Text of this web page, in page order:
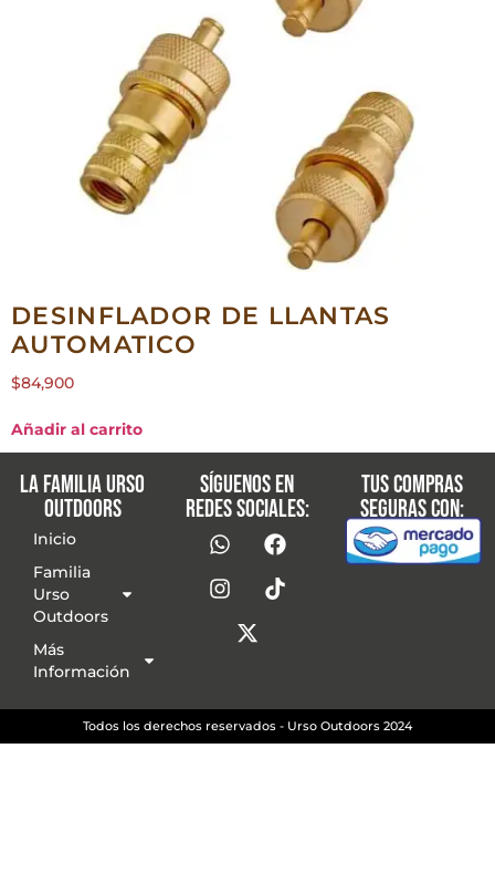
DESINFLADOR DE LLANTAS
AUTOMATICO
$84,900
Añadir al carrito
La familia Urso
Outdoors
Inicio
Familia
Urso
Outdoors
Más
Información
Síguenos en
redes sociales:
Tus compras
seguras con:
Todos los derechos reservados - Urso Outdoors 2024